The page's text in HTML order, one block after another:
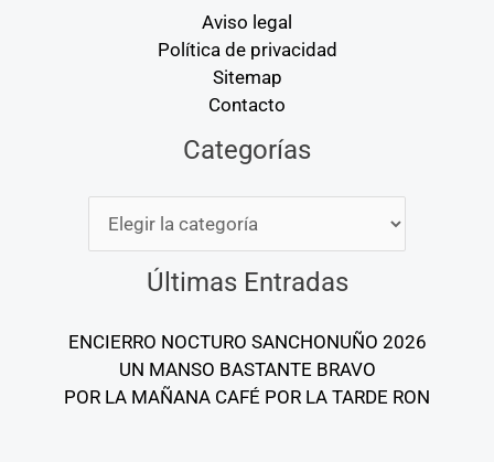
Aviso legal
Política de privacidad
Sitemap
Contacto
Categorías
Últimas Entradas
ENCIERRO NOCTURO SANCHONUÑO 2026
UN MANSO BASTANTE BRAVO
POR LA MAÑANA CAFÉ POR LA TARDE RON